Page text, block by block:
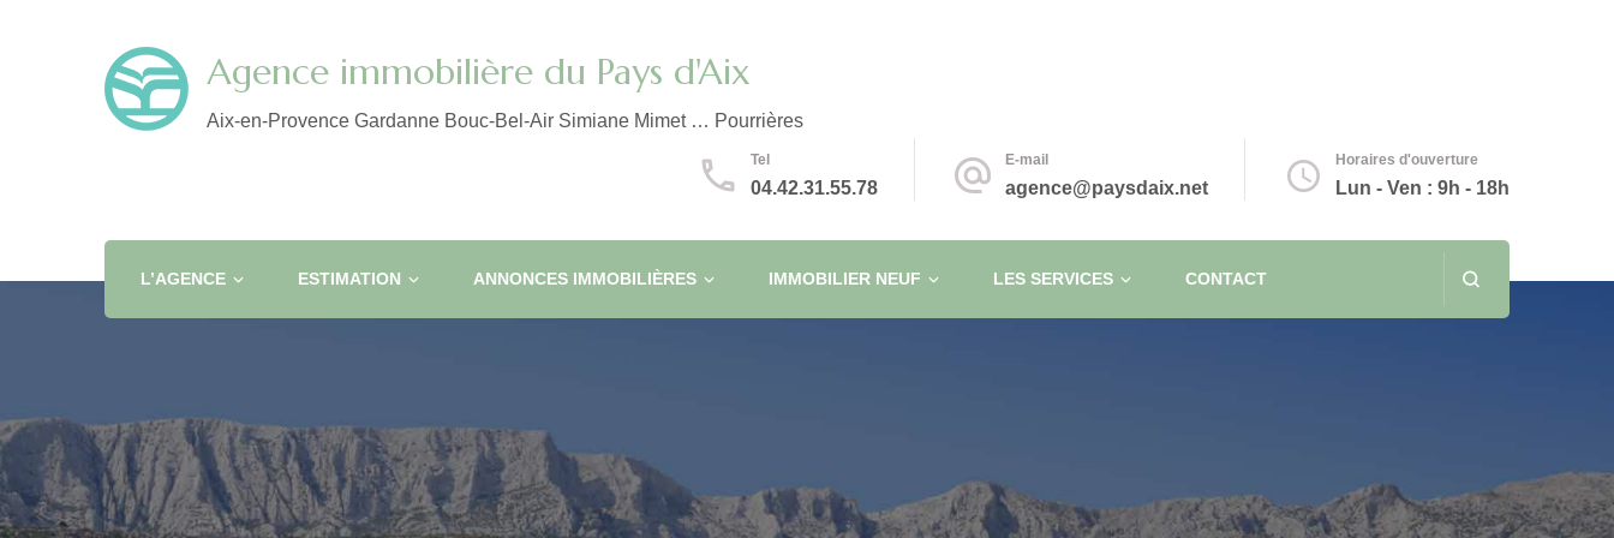
Agence immobilière du Pays d'Aix
Aix-en-Provence Gardanne Bouc-Bel-Air Simiane Mimet … Pourrières
Tel
04.42.31.55.78
E-mail
agence@paysdaix.net
Horaires d'ouverture
Lun - Ven : 9h - 18h
L’AGENCE ESTIMATION ANNONCES IMMOBILIÈRES IMMOBILIER NEUF LES SERVICES CONTACT